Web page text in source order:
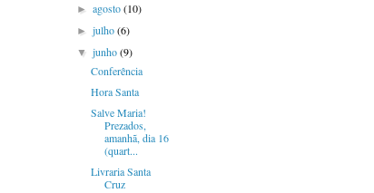
►agosto(10)
►julho(6)
▼junho(9)
Conferência
Hora Santa
Salve Maria!
Prezados,
amanhã, dia 16
(quart...
Livraria Santa
Cruz